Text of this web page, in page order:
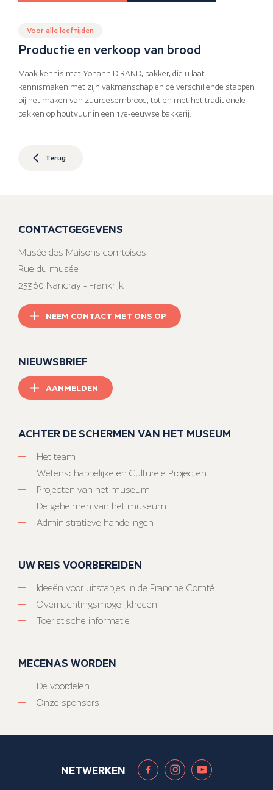
Voor alle leeftijden
Productie en verkoop van brood
Maak kennis met Yohann DIRAND, bakker, die u laat
kennismaken met zijn vakmanschap en de verschillende stappen
bij het maken van zuurdesembrood, tot en met het traditionele
bakken op houtvuur in een 17e-eeuwse bakkerij.
Terug
CONTACTGEGEVENS
Musée des Maisons comtoises
Rue du musée
25360 Nancray - Frankrijk
NEEM CONTACT MET ONS OP
NIEUWSBRIEF
AANMELDEN
ACHTER DE SCHERMEN VAN HET MUSEUM
Het team
Wetenschappelijke en Culturele Projecten
Projecten van het museum
De geheimen van het museum
Administratieve handelingen
UW REIS VOORBEREIDEN
Ideeën voor uitstapjes in de Franche-Comté
Overnachtingsmogelijkheden
Toeristische informatie
MECENAS WORDEN
De voordelen
Onze sponsors
NETWERKEN